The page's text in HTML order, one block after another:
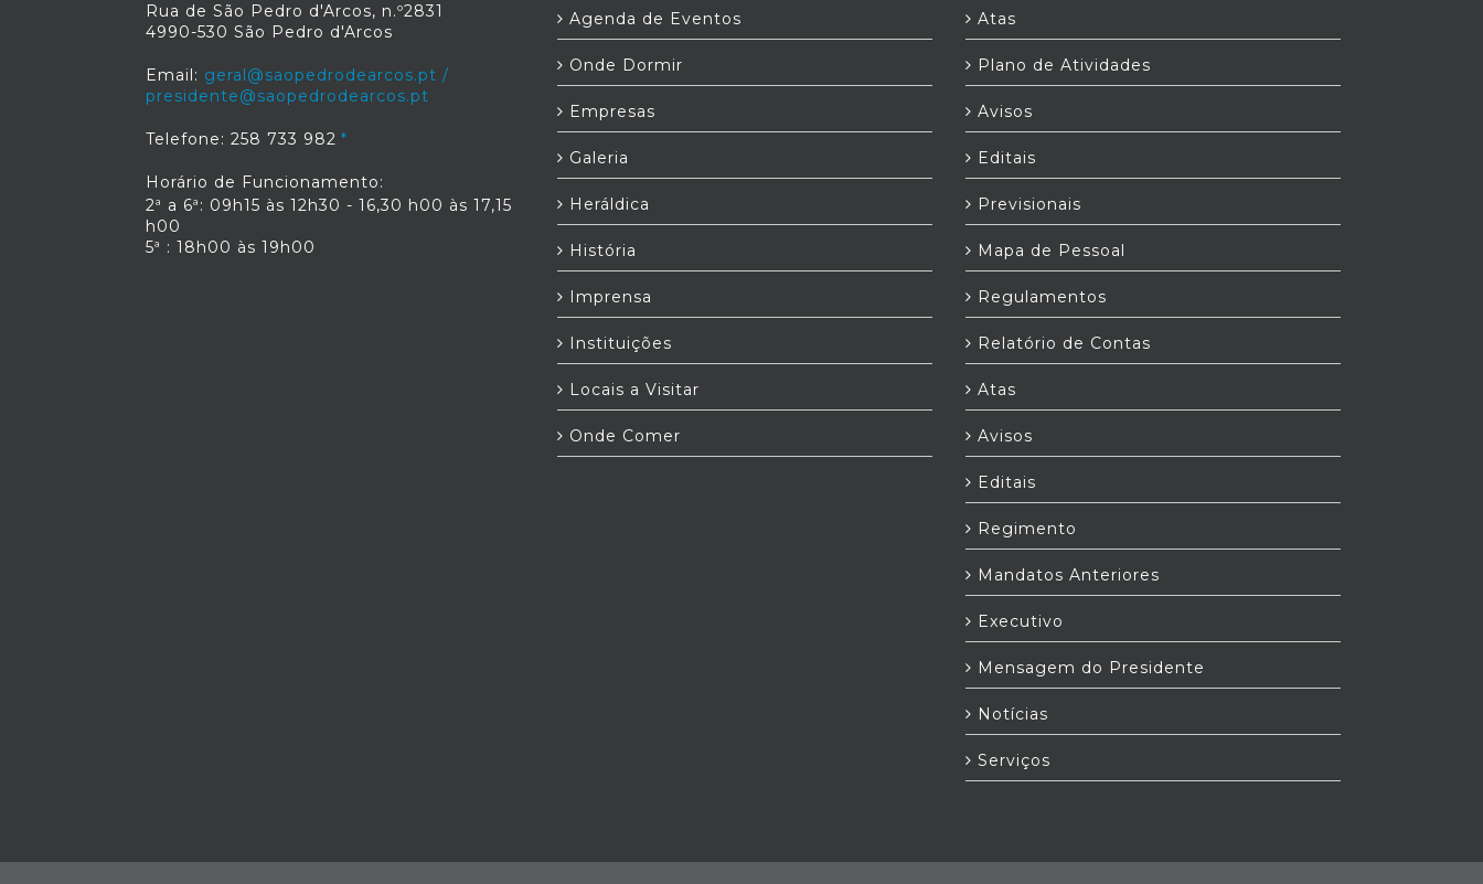
Rua de São Pedro d'Arcos, n.º2831
4990-530 São Pedro d'Arcos
Email: geral@saopedrodearcos.pt /
presidente@saopedrodearcos.pt
Telefone: 258 733 982
Horário de Funcionamento:
2ª a 6ª: 09h15 às 12h30 - 16,30 h00 às 17,15
h00
5ª : 18h00 às 19h00
Agenda de Eventos
Onde Dormir
Empresas
Galeria
Heráldica
História
Imprensa
Instituições
Locais a Visitar
Onde Comer
Atas
Plano de Atividades
Avisos
Editais
Previsionais
Mapa de Pessoal
Regulamentos
Relatório de Contas
Atas
Avisos
Editais
Regimento
Mandatos Anteriores
Executivo
Mensagem do Presidente
Notícias
Serviços